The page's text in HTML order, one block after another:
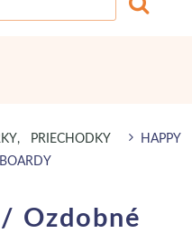
PRIECHODKY
HAPPY
Ozdobné